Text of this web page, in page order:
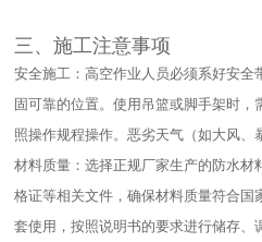
三、施工注意事项​
安全施工：高空作业人员必须系好安全
固可靠的位置。使用吊篮或脚手架时
照操作规程操作。恶劣天气（如大风、
材料质量：选择正规厂家生产的防水材
格证等相关文件，确保材料质量符合国
套使用，按照说明书的要求进行储存、